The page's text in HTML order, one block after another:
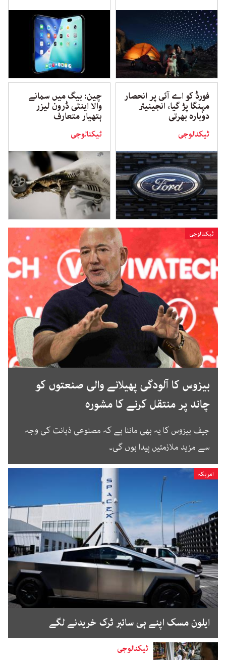
فورڈ کو اے آئی پر انحصار
مہنگا پڑ گیا، انجینیئر
دوبارہ بھرتی
ٹیکنالوجی
چین: بیگ میں سمانے
والا اینٹی ڈرون لیزر
ہتھیار متعارف
ٹیکنالوجی
ٹیکنالوجی
بیزوس کا آلودگی پھیلانے والی صنعتوں کو
چاند پر منتقل کرنے کا مشورہ
جیف بیزوس کا یہ بھی ماننا ہے کہ مصنوعی ذہانت کی وجہ
سے مزید ملازمتیں پیدا ہوں گی۔
امریکہ
ایلون مسک اپنے ہی سائبر ٹرک خریدنے لگے
ٹیکنالوجی